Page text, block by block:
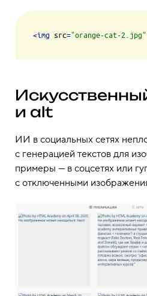
<img src="orange-cat-2.jpg"
и alt
ИИ в социальных сетях
с генерацией текстов для
примеры — в соцсетях или
с отключенными